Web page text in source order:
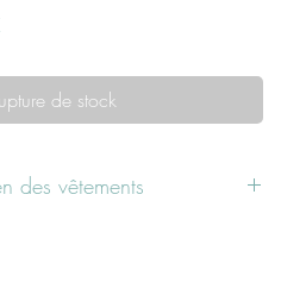
de stock
des vêtements